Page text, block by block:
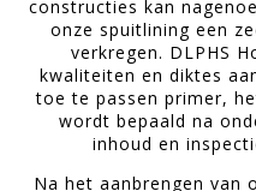
constructies kan
onze spuitlining een
verkregen. DLPHS
kwaliteiten en diktes
toe te passen primer,
wordt bepaald na
inhoud en
Na het aanbrengen van